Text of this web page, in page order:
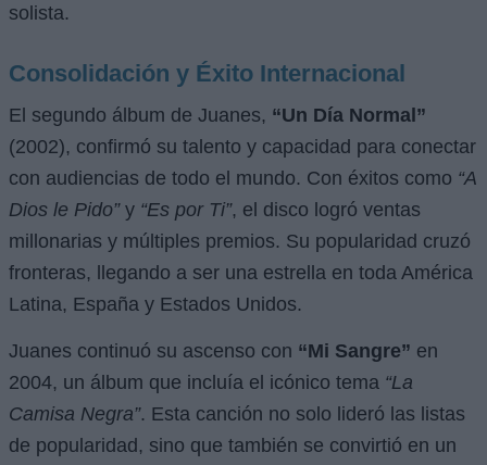
solista.
Consolidación y Éxito Internacional
El segundo álbum de Juanes, “Un Día Normal”
(2002), confirmó su talento y capacidad para conectar
con audiencias de todo el mundo. Con éxitos como “A
Dios le Pido”y “Es por Ti”, el disco logró ventas
millonarias y múltiples premios. Su popularidad cruzó
fronteras, llegando a ser una estrella en toda América
Latina, España y Estados Unidos.
Juanes continuó su ascenso con “Mi Sangre” en
2004, un álbum que incluía el icónico tema “La
Camisa Negra”. Esta canción no solo lideró las listas
de popularidad, sino que también se convirtió en un